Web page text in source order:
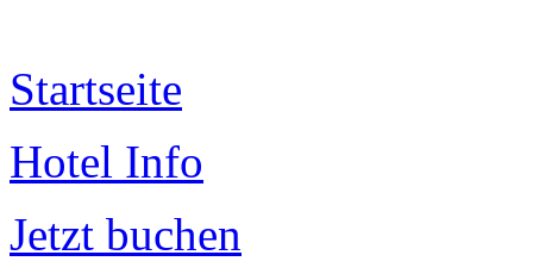
Startseite
Hotel Info
Jetzt buchen